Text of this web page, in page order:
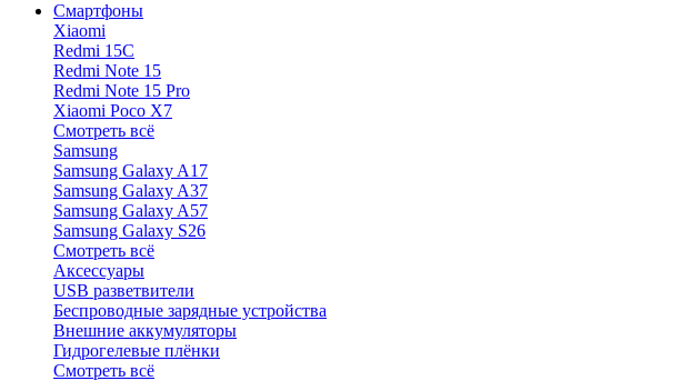
Смартфоны
Xiaomi
Redmi 15C
Redmi Note 15
Redmi Note 15 Pro
Xiaomi Poco X7
Смотреть всё
Samsung
Samsung Galaxy A17
Samsung Galaxy A37
Samsung Galaxy A57
Samsung Galaxy S26
Смотреть всё
Аксессуары
USB разветвители
Беспроводные зарядные устройства
Внешние аккумуляторы
Гидрогелевые плёнки
Смотреть всё